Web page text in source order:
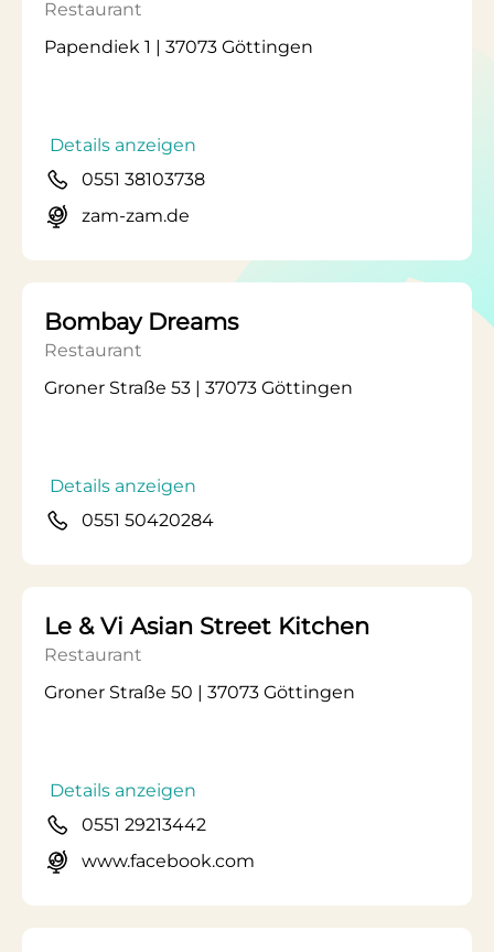
Restaurant
Papendiek 1 | 37073 Göttingen
Details anzeigen
0551 38103738
zam-zam.de
Bombay Dreams
Restaurant
Groner Straße 53 | 37073 Göttingen
Details anzeigen
0551 50420284
Le & Vi Asian Street Kitchen
Restaurant
Groner Straße 50 | 37073 Göttingen
Details anzeigen
0551 29213442
www.facebook.com